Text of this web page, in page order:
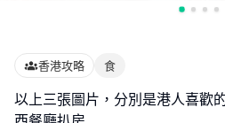
香港攻略 食
以上三張圖片，分別是港人喜歡